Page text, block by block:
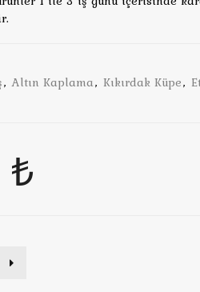
, Altın Kaplama, Kıkırdak Küpe,